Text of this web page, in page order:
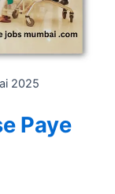
2025
Paye